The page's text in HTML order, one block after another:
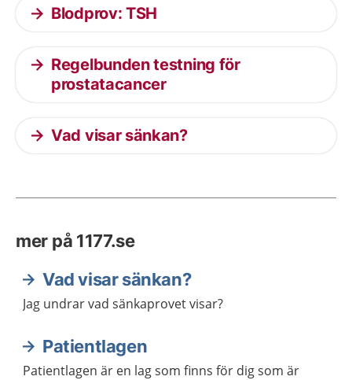
Blodprov: TSH
Regelbunden testning för
prostatacancer
Vad visar sänkan?
mer på 1177.se
Vad visar sänkan?
Jag undrar vad sänkaprovet visar?
Patientlagen
Patientlagen är en lag som finns för dig som är